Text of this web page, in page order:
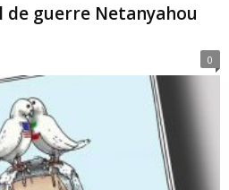
de guerre Netanyahou
0